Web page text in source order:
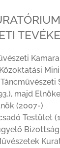
majd
(2007-)
Testület